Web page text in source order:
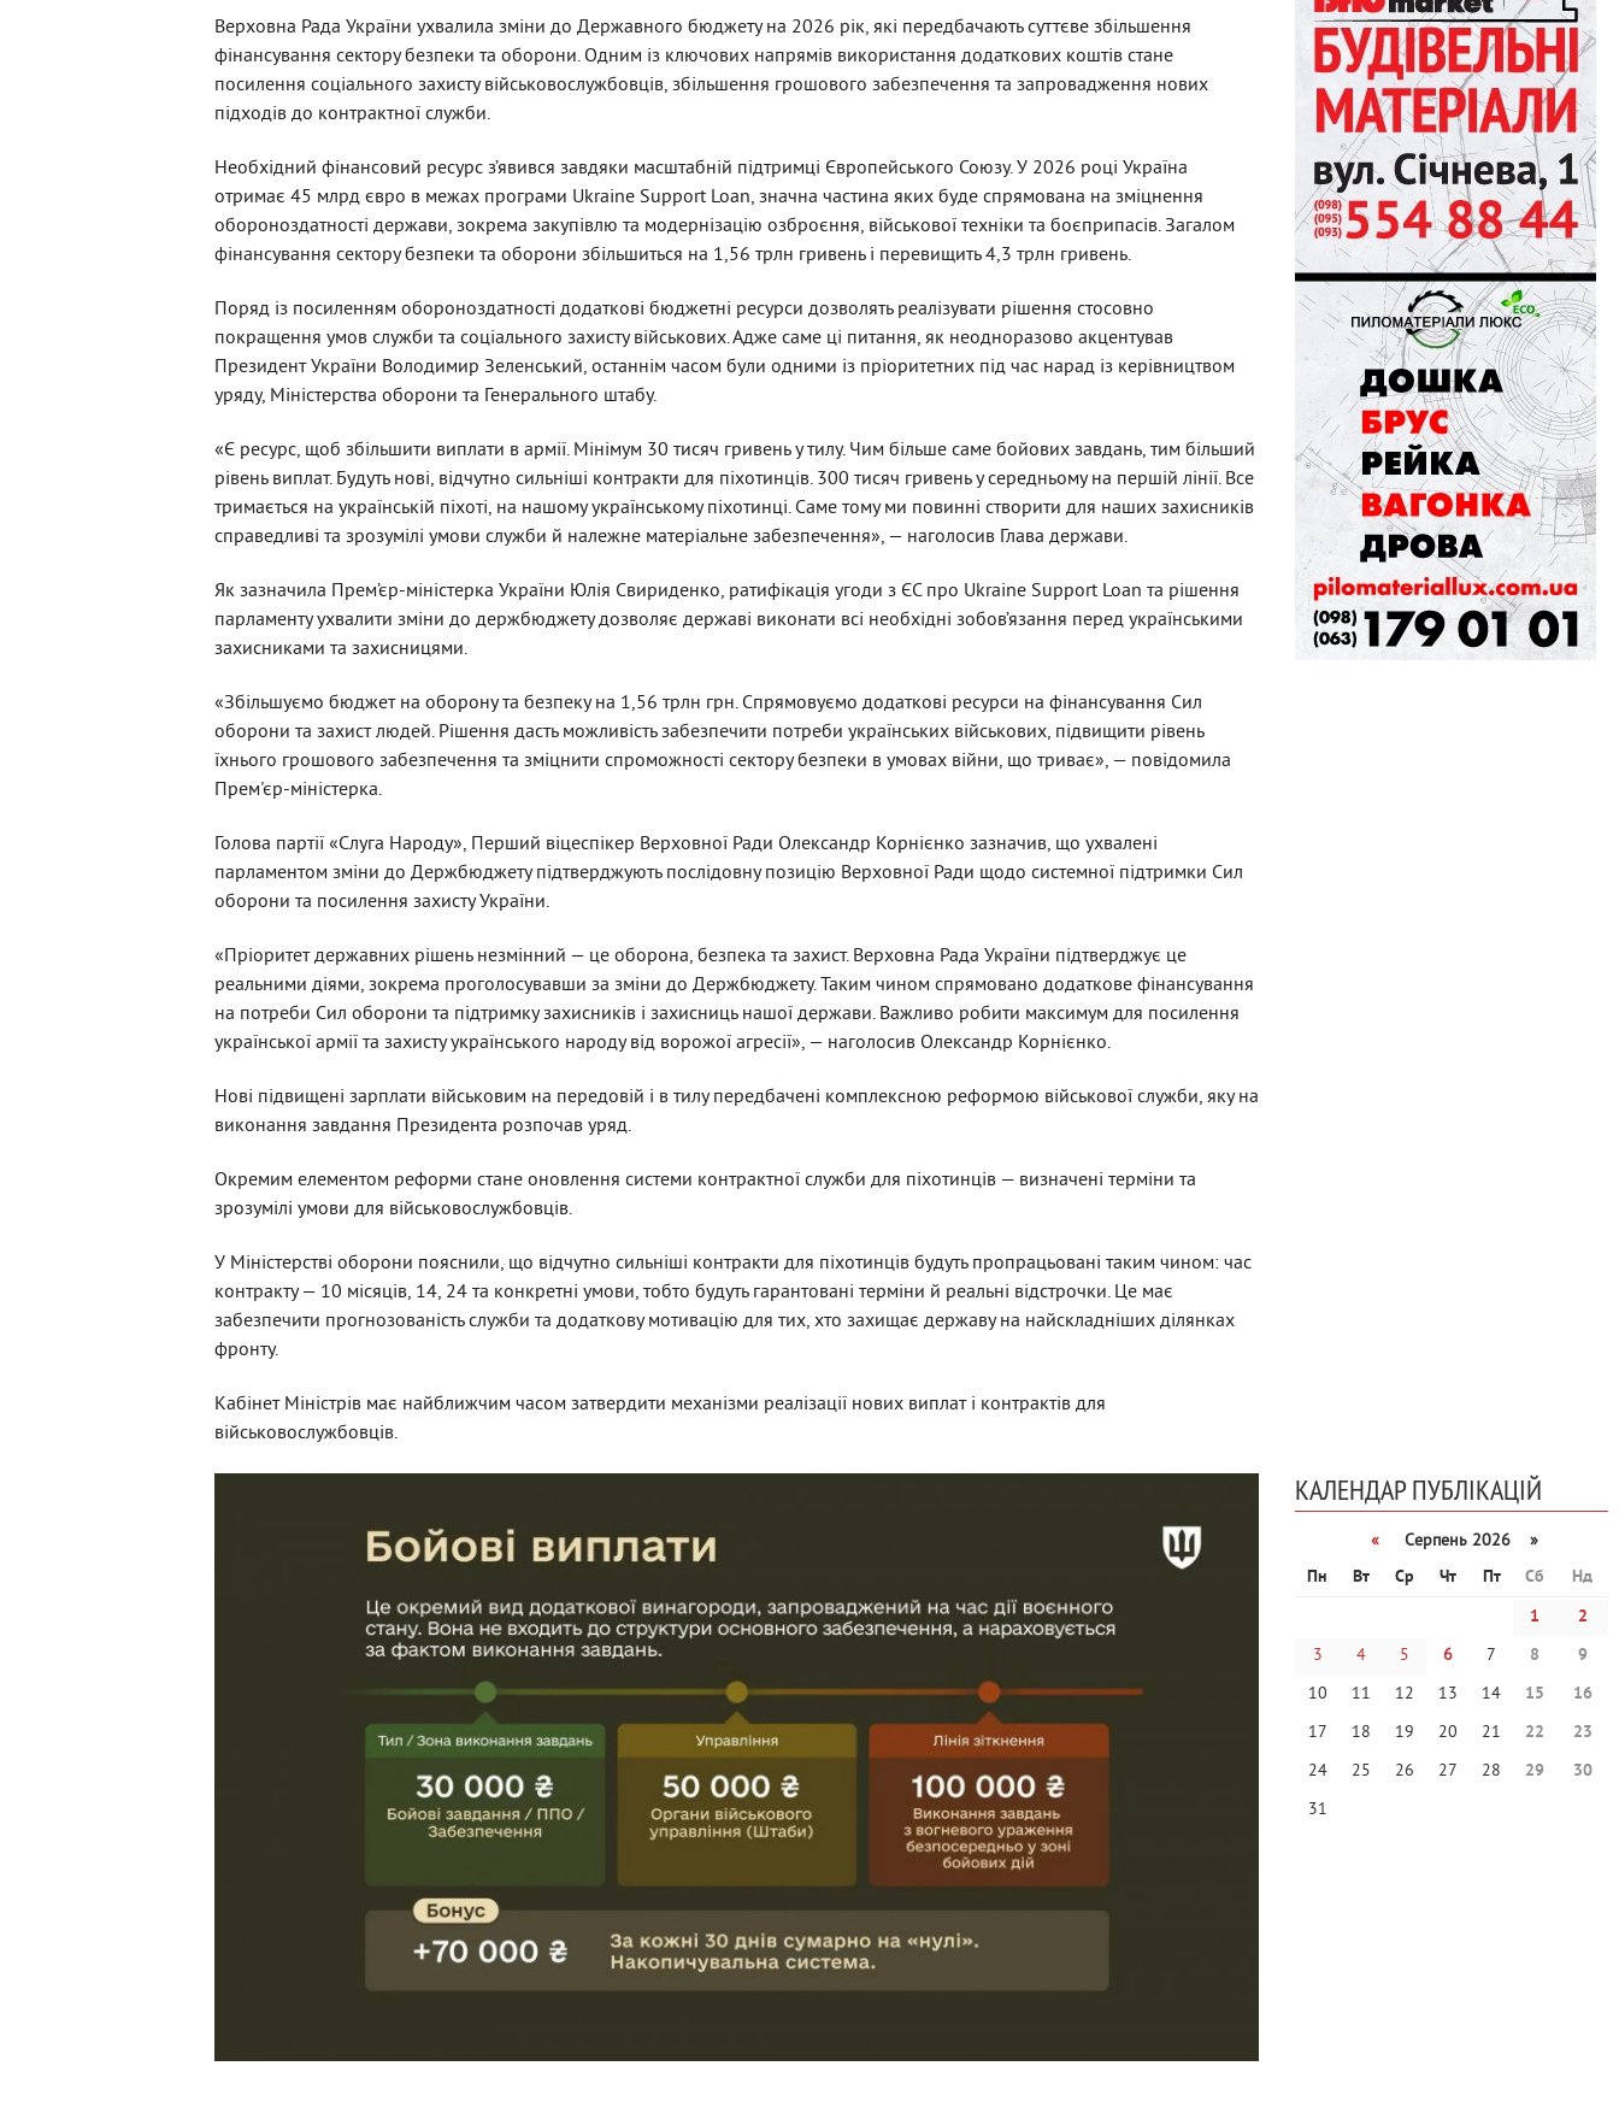
Верховна Рада України ухвалила зміни до Державного бюджету на 2026 рік, які передбачають суттєве збільшення
фінансування сектору безпеки та оборони. Одним із ключових напрямів використання додаткових коштів стане
посилення соціального захисту військовослужбовців, збільшення грошового забезпечення та запровадження нових
підходів до контрактної служби.
Необхідний фінансовий ресурс з’явився завдяки масштабній підтримці Європейського Союзу. У 2026 році Україна
отримає 45 млрд євро в межах програми Ukraine Support Loan, значна частина яких буде спрямована на зміцнення
обороноздатності держави, зокрема закупівлю та модернізацію озброєння, військової техніки та боєприпасів. Загалом
фінансування сектору безпеки та оборони збільшиться на 1,56 трлн гривень і перевищить 4,3 трлн гривень.
Поряд із посиленням обороноздатності додаткові бюджетні ресурси дозволять реалізувати рішення стосовно
покращення умов служби та соціального захисту військових. Адже саме ці питання, як неодноразово акцентував
Президент України Володимир Зеленський, останнім часом були одними із пріоритетних під час нарад із керівництвом
уряду, Міністерства оборони та Генерального штабу.
«Є ресурс, щоб збільшити виплати в армії. Мінімум 30 тисяч гривень у тилу. Чим більше саме бойових завдань, тим більший
рівень виплат. Будуть нові, відчутно сильніші контракти для піхотинців. 300 тисяч гривень у середньому на першій лінії. Все
тримається на українській піхоті, на нашому українському піхотинці. Саме тому ми повинні створити для наших захисників
справедливі та зрозумілі умови служби й належне матеріальне забезпечення», — наголосив Глава держави.
Як зазначила Прем’єр-міністерка України Юлія Свириденко, ратифікація угоди з ЄС про Ukraine Support Loan та рішення
парламенту ухвалити зміни до держбюджету дозволяє державі виконати всі необхідні зобов’язання перед українськими
захисниками та захисницями.
«Збільшуємо бюджет на оборону та безпеку на 1,56 трлн грн. Спрямовуємо додаткові ресурси на фінансування Сил
оборони та захист людей. Рішення дасть можливість забезпечити потреби українських військових, підвищити рівень
їхнього грошового забезпечення та зміцнити спроможності сектору безпеки в умовах війни, що триває», — повідомила
Прем'єр-міністерка.
Голова партії «Слуга Народу», Перший віцеспікер Верховної Ради Олександр Корнієнко зазначив, що ухвалені
парламентом зміни до Держбюджету підтверджують послідовну позицію Верховної Ради щодо системної підтримки Сил
оборони та посилення захисту України.
«Пріоритет державних рішень незмінний — це оборона, безпека та захист. Верховна Рада України підтверджує це
реальними діями, зокрема проголосувавши за зміни до Держбюджету. Таким чином спрямовано додаткове фінансування
на потреби Сил оборони та підтримку захисників і захисниць нашої держави. Важливо робити максимум для посилення
української армії та захисту українського народу від ворожої агресії», — наголосив Олександр Корнієнко.
Нові підвищені зарплати військовим на передовій і в тилу передбачені комплексною реформою військової служби, яку на
виконання завдання Президента розпочав уряд.
Окремим елементом реформи стане оновлення системи контрактної служби для піхотинців — визначені терміни та
зрозумілі умови для військовослужбовців.
У Міністерстві оборони пояснили, що відчутно сильніші контракти для піхотинців будуть пропрацьовані таким чином: час
контракту — 10 місяців, 14, 24 та конкретні умови, тобто будуть гарантовані терміни й реальні відстрочки. Це має
забезпечити прогнозованість служби та додаткову мотивацію для тих, хто захищає державу на найскладніших ділянках
фронту.
Кабінет Міністрів має найближчим часом затвердити механізми реалізації нових виплат і контрактів для
військовослужбовців.
КАЛЕНДАР ПУБЛІКАЦІЙ
«
Серпень 2026 »
Пн
Вт Ср Чт Пт Сб
Нд
1
2
3
4 5 6 7 8
9
10
11 12 13 14 15
16
17
18 19 20 21 22
23
24
25 26 27 28 29
30
31